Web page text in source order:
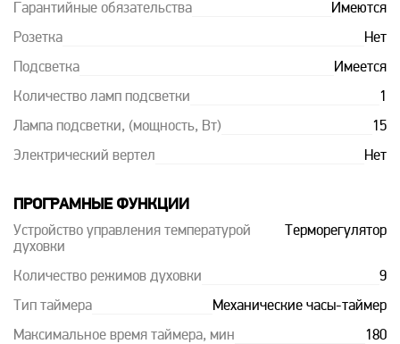
Гарантийные обязательства Имеются
Розетка Нет
Подсветка Имеется
Количество ламп подсветки 1
Лампа подсветки, (мощность, Вт) 15
Электрический вертел Нет
ПРОГРАМНЫЕ ФУНКЦИИ
Устройство управления температурой
духовки
Терморегулятор
Количество режимов духовки 9
Тип таймера Механические часы-таймер
Максимальное время таймера, мин 180